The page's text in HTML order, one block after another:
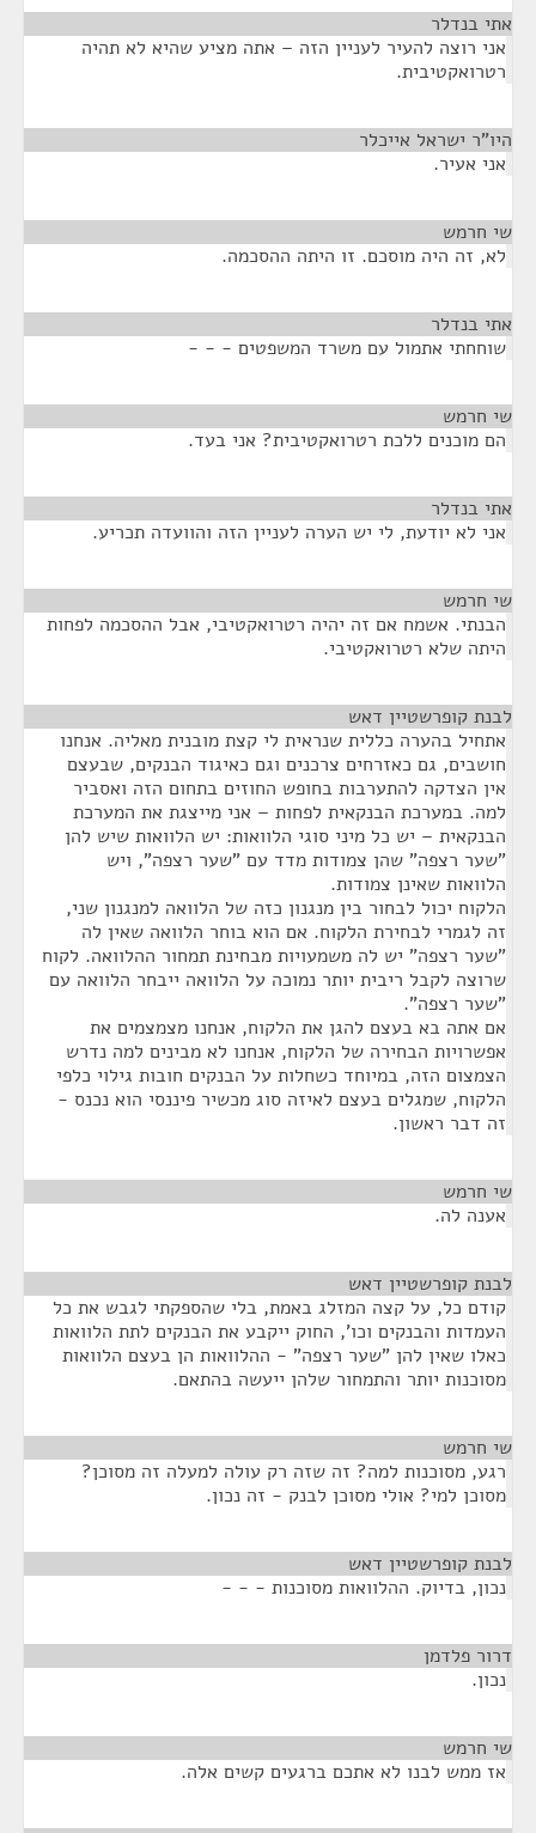
אתי בנדלר
אני רוצה להעיר לעניין הזה – אתה מציע שהיא לא תהיה
רטרואקטיבית.
היו"ר ישראל אייכלר
אני אעיר.
שי חרמש
לא, זה היה מוסכם. זו היתה ההסכמה.
אתי בנדלר
שוחחתי אתמול עם משרד המשפטים - - -
שי חרמש
הם מוכנים ללכת רטרואקטיבית? אני בעד.
אתי בנדלר
אני לא יודעת, לי יש הערה לעניין הזה והוועדה תכריע.
שי חרמש
הבנתי. אשמח אם זה יהיה רטרואקטיבי, אבל ההסכמה לפחות
היתה שלא רטרואקטיבי.
לבנת קופרשטיין דאש
אתחיל בהערה כללית שנראית לי קצת מובנית מאליה. אנחנו
חושבים, גם כאזרחים צרכנים וגם כאיגוד הבנקים, שבעצם
אין הצדקה להתערבות בחופש החוזים בתחום הזה ואסביר
למה. במערכת הבנקאית לפחות – אני מייצגת את המערכת
הבנקאית – יש כל מיני סוגי הלוואות: יש הלוואות שיש להן
"שער רצפה" שהן צמודות מדד עם "שער רצפה", ויש
הלוואות שאינן צמודות.
הלקוח יכול לבחור בין מנגנון כזה של הלוואה למנגנון שני,
זה לגמרי לבחירת הלקוח. אם הוא בוחר הלוואה שאין לה
"שער רצפה" יש לה משמעויות מבחינת תמחור ההלוואה. לקוח
שרוצה לקבל ריבית יותר נמוכה על הלוואה ייבחר הלוואה עם
"שער רצפה".
אם אתה בא בעצם להגן את הלקוח, אנחנו מצמצמים את
אפשרויות הבחירה של הלקוח, אנחנו לא מבינים למה נדרש
הצמצום הזה, במיוחד כשחלות על הבנקים חובות גילוי כלפי
הלקוח, שמגלים בעצם לאיזה סוג מכשיר פיננסי הוא נכנס -
זה דבר ראשון.
שי חרמש
אענה לה.
לבנת קופרשטיין דאש
קודם כל, על קצה המזלג באמת, בלי שהספקתי לגבש את כל
העמדות והבנקים וכו', החוק ייקבע את הבנקים לתת הלוואות
כאלו שאין להן "שער רצפה" - ההלוואות הן בעצם הלוואות
מסוכנות יותר והתמחור שלהן ייעשה בהתאם.
שי חרמש
רגע, מסוכנות למה? זה שזה רק עולה למעלה זה מסוכן?
מסוכן למי? אולי מסוכן לבנק - זה נכון.
לבנת קופרשטיין דאש
נכון, בדיוק. ההלוואות מסוכנות - - -
דרור פלדמן
נכון.
שי חרמש
אז ממש לבנו לא אתכם ברגעים קשים אלה.